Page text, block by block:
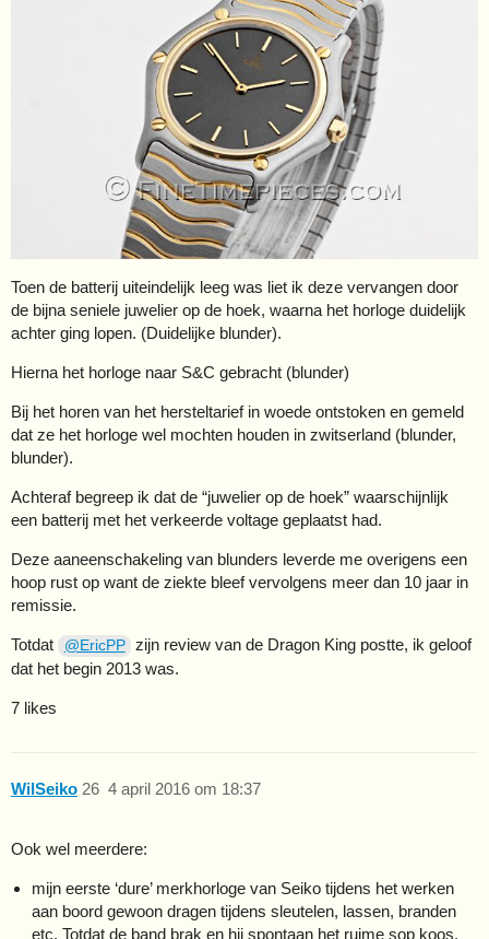
Toen de batterij uiteindelijk leeg was liet ik deze vervangen door
de bijna seniele juwelier op de hoek, waarna het horloge duidelijk
achter ging lopen. (Duidelijke blunder).
Hierna het horloge naar S&C gebracht (blunder)
Bij het horen van het hersteltarief in woede ontstoken en gemeld
dat ze het horloge wel mochten houden in zwitserland (blunder,
blunder).
Achteraf begreep ik dat de “juwelier op de hoek” waarschijnlijk
een batterij met het verkeerde voltage geplaatst had.
Deze aaneenschakeling van blunders leverde me overigens een
hoop rust op want de ziekte bleef vervolgens meer dan 10 jaar in
remissie.
Totdat @EricPP zijn review van de Dragon King postte, ik geloof
dat het begin 2013 was.
7 likes
WilSeiko 4 april 2016 om 18:37
26
Ook wel meerdere:
mijn eerste ‘dure’ merkhorloge van Seiko tijdens het werken
aan boord gewoon dragen tijdens sleutelen, lassen, branden
etc. Totdat de band brak en hij spontaan het ruime sop koos.